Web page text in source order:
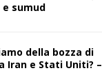
sumud
della bozza di
Iran e Stati Uniti? –